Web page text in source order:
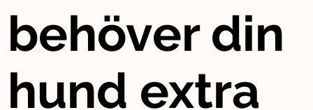
behöver din
hund extra